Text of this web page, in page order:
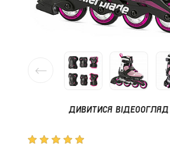
ДИВИТИСЯ ВІДЕООГЛЯД